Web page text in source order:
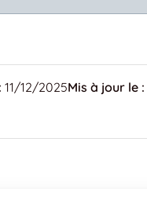
11/12/2025Mis à jour le :